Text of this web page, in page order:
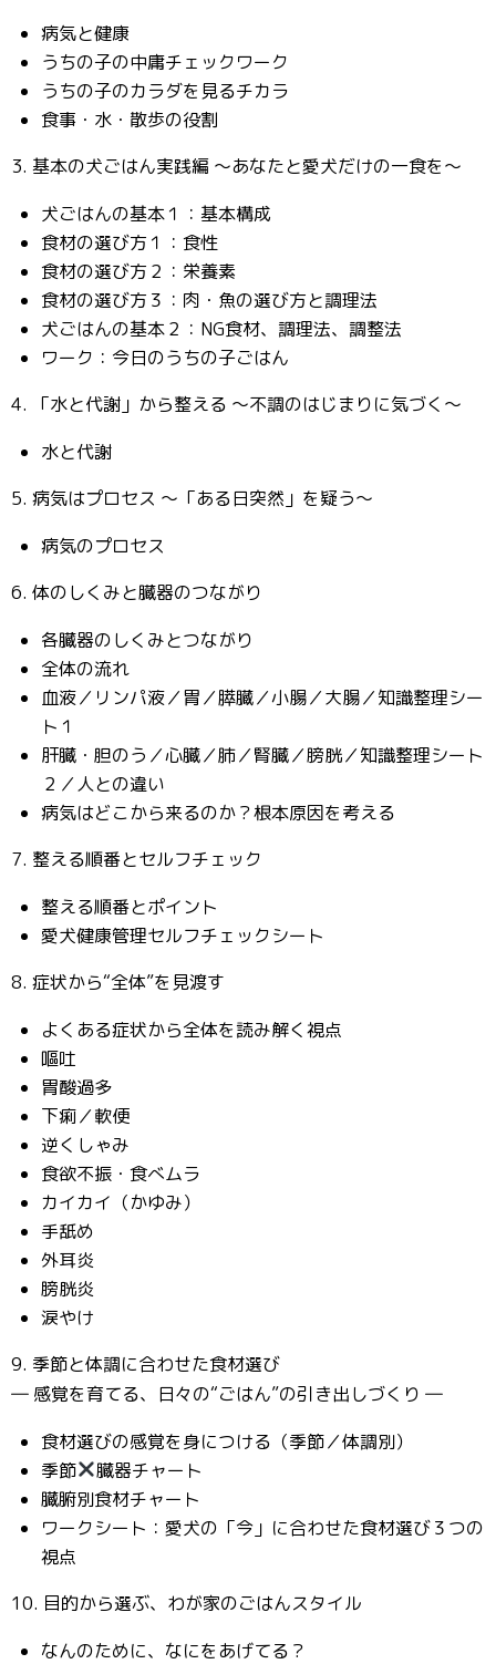
病気と健康
うちの子の中庸チェックワーク
うちの子のカラダを見るチカラ
食事・水・散歩の役割
3. 基本の犬ごはん実践編 〜あなたと愛犬だけの一食を〜
犬ごはんの基本１：基本構成
食材の選び方１：食性
食材の選び方２：栄養素
食材の選び方３：肉・魚の選び方と調理法
犬ごはんの基本２：NG食材、調理法、調整法
ワーク：今日のうちの子ごはん
4. 「水と代謝」から整える 〜不調のはじまりに気づく〜
水と代謝
5. 病気はプロセス 〜「ある日突然」を疑う〜
病気のプロセス
6. 体のしくみと臓器のつながり
各臓器のしくみとつながり
全体の流れ
血液／リンパ液／胃／膵臓／小腸／大腸／知識整理シー
ト１
肝臓・胆のう／心臓／肺／腎臓／膀胱／知識整理シート
２／人との違い
病気はどこから来るのか？根本原因を考える
7. 整える順番とセルフチェック
整える順番とポイント
愛犬健康管理セルフチェックシート
8. 症状から“全体”を見渡す
よくある症状から全体を読み解く視点
嘔吐
胃酸過多
下痢／軟便
逆くしゃみ
食欲不振・食べムラ
カイカイ（かゆみ）
手舐め
外耳炎
膀胱炎
涙やけ
9. 季節と体調に合わせた食材選び
― 感覚を育てる、日々の“ごはん”の引き出しづくり ―
食材選びの感覚を身につける（季節／体調別）
季節
臓器チャート
臓腑別食材チャート
ワークシート：愛犬の「今」に合わせた食材選び３つの
視点
10. 目的から選ぶ、わが家のごはんスタイル
なんのために、なにをあげてる？